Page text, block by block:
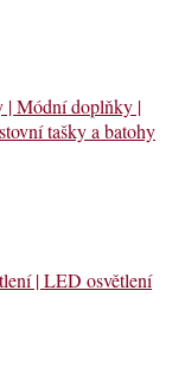
| Módní doplňky |
tašky a batohy
| LED osvětlení